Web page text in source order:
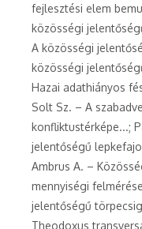
fejlesztési elem
közösségi
A közösségi
közösségi
Hazai adathiányos
Solt Sz. – A
konfliktustérképe...;
jelentőségű
Ambrus A. –
mennyiségi
jelentőségű
Theodoxus